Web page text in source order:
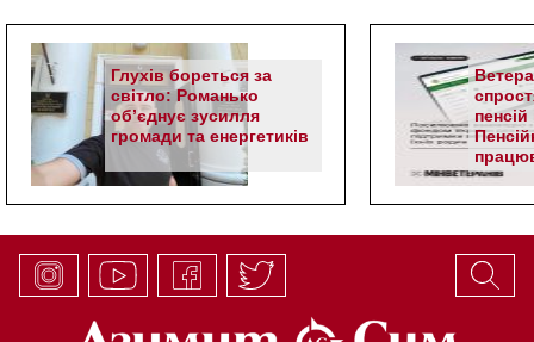
Глухів бореться за
світло: Романько
об’єднує зусилля
громади та енергетиків